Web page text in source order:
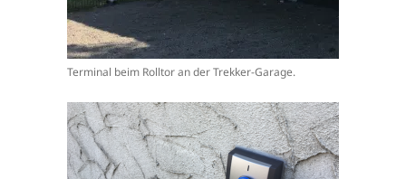
Terminal beim Rolltor an der Trekker-Garage.